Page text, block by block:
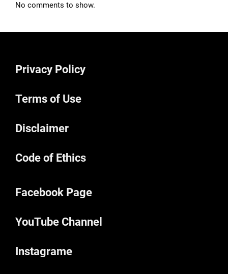
No comments to show.
Privacy Policy
Terms of Use
Disclaimer
Code of Ethics
Facebook Page
YouTube Channel
Instagrame